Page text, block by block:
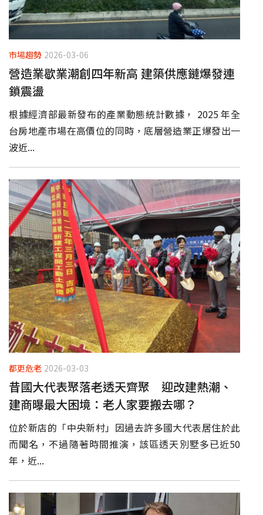
市場趨勢 2026-03-06
營造業歇業潮創四年新高 建築供應鏈爆發連
鎖震盪
根據經濟部最新發布的產業動態統計數據， 2025 年全
台房地產市場在高價位的同時，底層營造業正爆發出一
波近...
都更危老 2026-03-03
昔國大代表聚落老透天齊聚 迎改建熱潮、
建商曝最大困境：老人家要搬去哪？
位於新店的「中央新村」因過去許多國大代表居住於此
而聞名，不過隨著時間推演，該區透天別墅多已近50
年，近...